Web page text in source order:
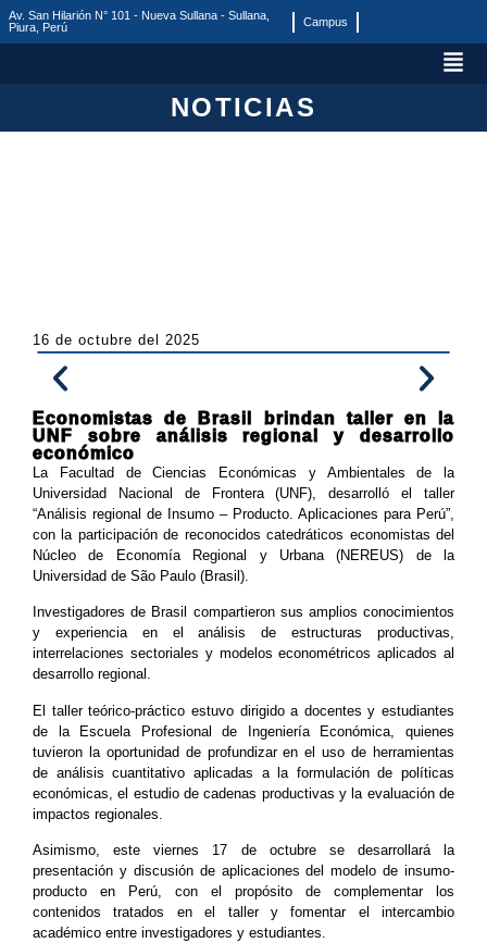
Av. San Hilarión N° 101 - Nueva Sullana - Sullana,
Piura, Perú
Campus
NOTICIAS
16 de octubre del 2025
Economistas de Brasil brindan taller en la
UNF sobre análisis regional y desarrollo
económico
La Facultad de Ciencias Económicas y Ambientales de la
Universidad Nacional de Frontera (UNF), desarrolló el taller
“Análisis regional de Insumo – Producto. Aplicaciones para Perú”,
con la participación de reconocidos catedráticos economistas del
Núcleo de Economía Regional y Urbana (NEREUS) de la
Universidad de São Paulo (Brasil).
Investigadores de Brasil compartieron sus amplios conocimientos
y experiencia en el análisis de estructuras productivas,
interrelaciones sectoriales y modelos econométricos aplicados al
desarrollo regional.
El taller teórico-práctico estuvo dirigido a docentes y estudiantes
de la Escuela Profesional de Ingeniería Económica, quienes
tuvieron la oportunidad de profundizar en el uso de herramientas
de análisis cuantitativo aplicadas a la formulación de políticas
económicas, el estudio de cadenas productivas y la evaluación de
impactos regionales.
Asimismo, este viernes 17 de octubre se desarrollará la
presentación y discusión de aplicaciones del modelo de insumo-
producto en Perú, con el propósito de complementar los
contenidos tratados en el taller y fomentar el intercambio
académico entre investigadores y estudiantes.